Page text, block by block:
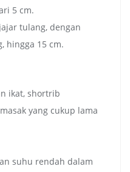
5 cm.
tulang, dengan
hingga 15 cm.
ikat, shortrib
yang cukup lama
suhu rendah dalam